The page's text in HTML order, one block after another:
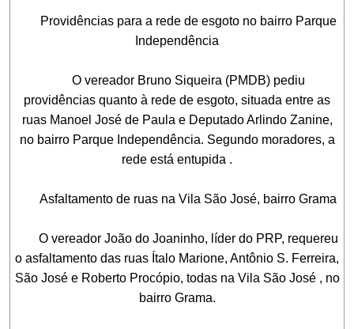
Providências para a rede de esgoto no bairro Parque
Independência
O vereador Bruno Siqueira (PMDB) pediu
providências quanto à rede de esgoto, situada entre as
ruas Manoel José de Paula e Deputado Arlindo Zanine,
no bairro Parque Independência. Segundo moradores, a
rede está entupida .
Asfaltamento de ruas na Vila São José, bairro Grama
O vereador João do Joaninho, líder do PRP, requereu
o asfaltamento das ruas Ítalo Marione, Antônio S. Ferreira,
São José e Roberto Procópio, todas na Vila São José , no
bairro Grama.